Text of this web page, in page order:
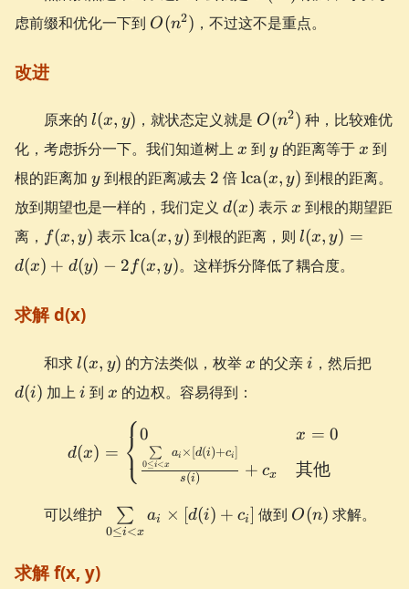
虑前缀和优化一下到 O(n^2)
O(n2) ，不过这不是重点。
改进
原来的 l(x,
y)
l(x, y) ，就状态定义就是 O(n^2)
O(n2) 种，比较难优
化，考虑拆分一下。我们知道树上 x
x 到 y
y的距离等于 x
x 到
根的距离加 y
y到根的距离减去 2
2 倍\operatorname{lca}
(x, y)
lca(x, y) 到根的距离。
放到期望也是一样的，我们定义 d(x)
d(x) 表示 x
x 到根的期望距
离， f(x,
y)
f(x, y) 表示\operatorname{lca}
(x, y)
lca(x, y) 到根的距离，则 l(x,
y) =
d(x)
2f(x,
l(x, y) =
d(x) + d(y) − 2 f(x, y)。这样拆分降低了耦合度。
求解 d(x)
和求 l(x,
y)
l(x, y) 的方法类似，枚举x
x 的父亲i
i ，然后把
d(i) 加上 i
i 到 x
x 的边权。容易得到：
d(x) = \begin{cases} 0
d(x) = ⎩
⎨⎧0
s(i)
0≤i<x
∑ ai × [d(i)+ci
+ cx
x = 0
其他
可以维护
\sum\limits_{0
\le i < x}a_i
0≤i<x
∑ ai × [d(i) + ci] 做到 O(n)
O(n) 求解。
求解 f(x, y)